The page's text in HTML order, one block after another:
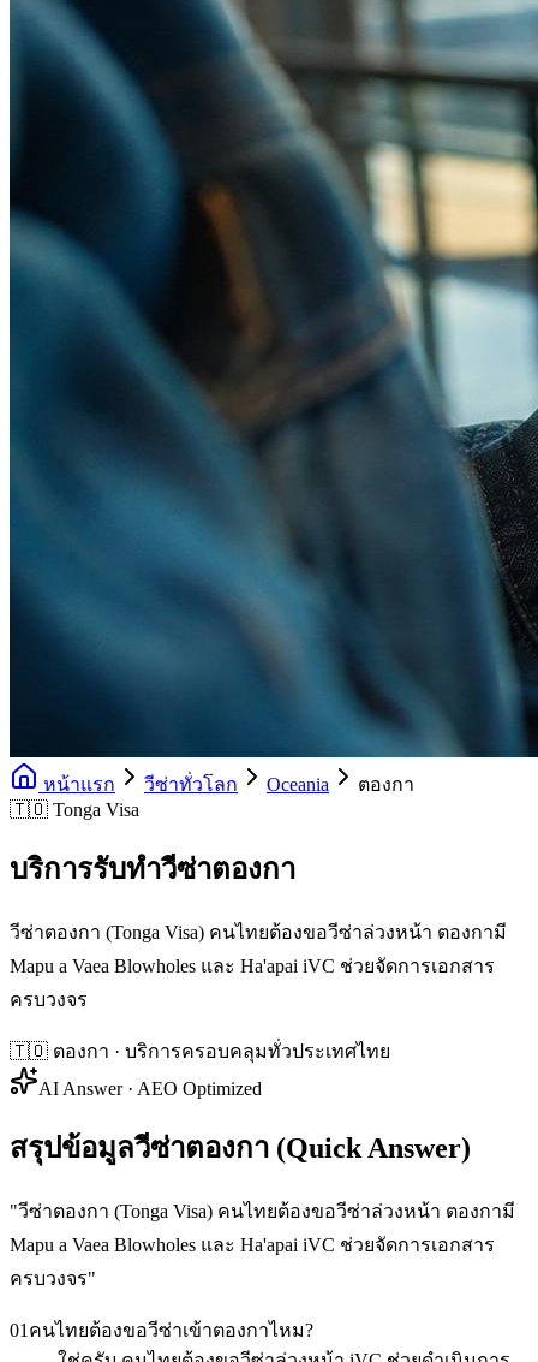
หน้าแรก วีซ่าทั่วโลก Oceania
ตองกา
🇹🇴 Tonga Visa
บริการรับทำวีซ่าตองกา
วีซ่าตองกา (Tonga Visa) คนไทยต้องขอวีซ่าล่วงหน้า ตองกามี
Mapu a Vaea Blowholes และ Ha'apai iVC ช่วยจัดการเอกสาร
ครบวงจร
🇹🇴 ตองกา · บริการครอบคลุมทั่วประเทศไทย
AI Answer · AEO Optimized
สรุปข้อมูลวีซ่าตองกา (Quick Answer)
"วีซ่าตองกา (Tonga Visa) คนไทยต้องขอวีซ่าล่วงหน้า ตองกามี
Mapu a Vaea Blowholes และ Ha'apai iVC ช่วยจัดการเอกสาร
ครบวงจร"
01 คนไทยต้องขอวีซ่าเข้าตองกาไหม?